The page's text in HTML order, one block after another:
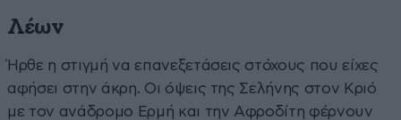
Λέων
Ήρθε η στιγμή να επανεξετάσεις στόχους που είχες
αφήσει στην άκρη. Οι όψεις της Σελήνης στον Κριό
με τον ανάδρομο Ερμή και την Αφροδίτη φέρνουν